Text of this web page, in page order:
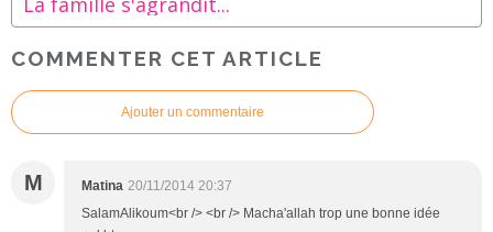
COMMENTER CET ARTICLE
Ajouter un commentaire
M Matina 20/11/2014 20:37
SalamAlikoum<br /> <br /> Macha'allah trop une bonne idée